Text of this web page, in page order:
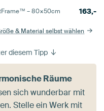
–80×50cm 163,-
& Material selbst wählen
diesem Tipp
Räume
sich wunderbar mit
Stelle ein Werk mit